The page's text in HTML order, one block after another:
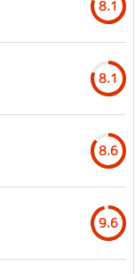
8.1
8.1
8.6
9.6